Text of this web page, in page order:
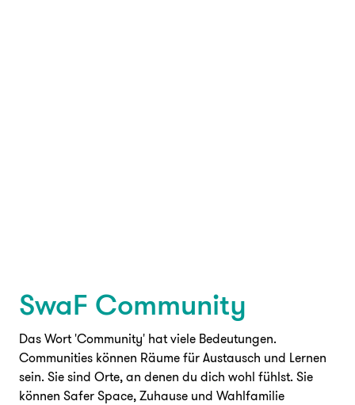
SwaF Community
Das Wort 'Community' hat viele Bedeutungen.
Communities können Räume für Austausch und Lernen
sein. Sie sind Orte, an denen du dich wohl fühlst. Sie
können Safer Space, Zuhause und Wahlfamilie